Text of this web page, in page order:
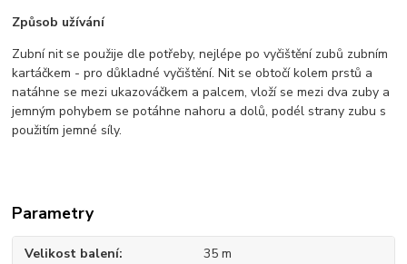
Způsob užívání
Zubní nit se použije dle potřeby, nejlépe po vyčištění zubů zubním
kartáčkem - pro důkladné vyčištění. Nit se obtočí kolem prstů a
natáhne se mezi ukazováčkem a palcem, vloží se mezi dva zuby a
jemným pohybem se potáhne nahoru a dolů, podél strany zubu s
použitím jemné síly.
Parametry
Velikost balení 35 m